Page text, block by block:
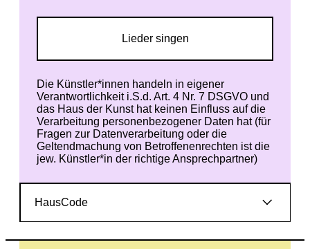
Lieder singen
Die Künstler*innen handeln in eigener
Verantwortlichkeit i.S.d. Art. 4 Nr. 7 DSGVO und
das Haus der Kunst hat keinen Einfluss auf die
Verarbeitung personenbezogener Daten hat (für
Fragen zur Datenverarbeitung oder die
Geltendmachung von Betroffenenrechten ist die
jew. Künstler*in der richtige Ansprechpartner)
HausCode